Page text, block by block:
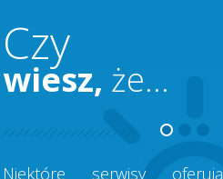
Czy
wiesz, że...
Niektóre serwisy oferują